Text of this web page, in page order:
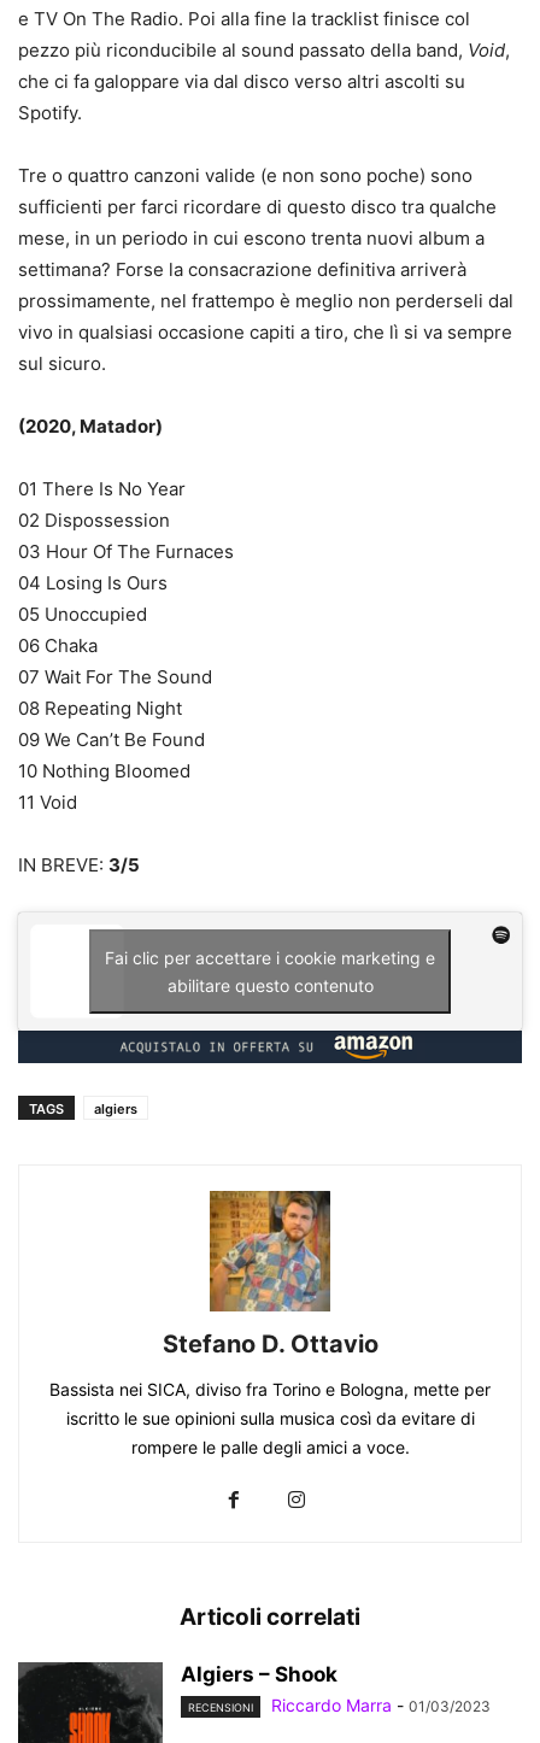
e TV On The Radio. Poi alla fine la tracklist finisce col
pezzo più riconducibile al sound passato della band, Void,
che ci fa galoppare via dal disco verso altri ascolti su
Spotify.
Tre o quattro canzoni valide (e non sono poche) sono
sufficienti per farci ricordare di questo disco tra qualche
mese, in un periodo in cui escono trenta nuovi album a
settimana? Forse la consacrazione definitiva arriverà
prossimamente, nel frattempo è meglio non perderseli dal
vivo in qualsiasi occasione capiti a tiro, che lì si va sempre
sul sicuro.
(2020, Matador)
01 There Is No Year
02 Dispossession
03 Hour Of The Furnaces
04 Losing Is Ours
05 Unoccupied
06 Chaka
07 Wait For The Sound
08 Repeating Night
09 We Can’t Be Found
10 Nothing Bloomed
11 Void
IN BREVE: 3/5
Fai clic per accettare i cookie marketing e
abilitare questo contenuto
TAGS algiers
Stefano D. Ottavio
Bassista nei SICA, diviso fra Torino e Bologna, mette per
iscritto le sue opinioni sulla musica così da evitare di
rompere le palle degli amici a voce.
Articoli correlati
Algiers – Shook
RECENSIONI Riccardo Marra - 01/03/2023